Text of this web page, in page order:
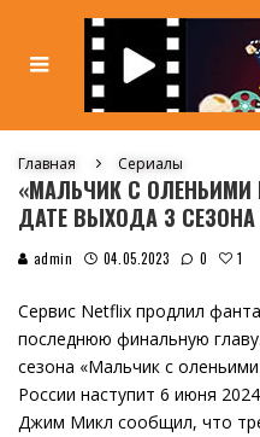
Главная Сериалы
«МАЛЬЧИК С ОЛЕНЬИМИ
ДАТЕ ВЫХОДА 3 СЕЗОНА
admin 04.05.2023 0 1
Сервис Netflix продлил
последнюю финальную
сезона «Мальчик с
России наступит 6 июня
Джим Микл сообщил, что